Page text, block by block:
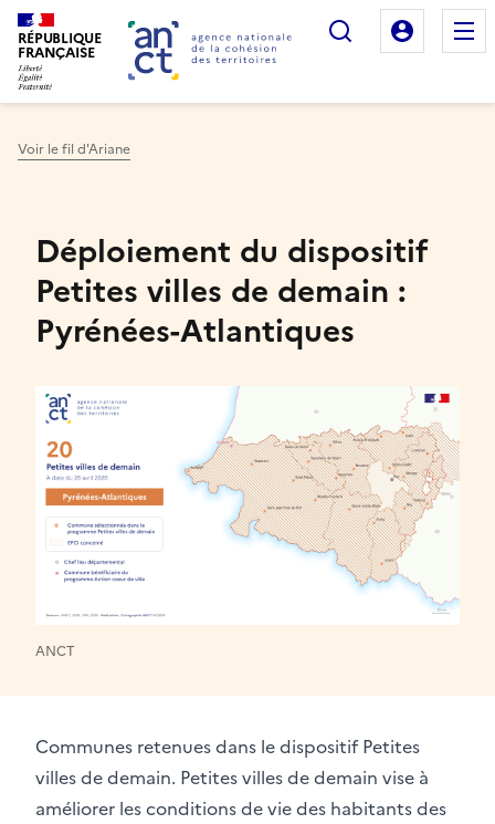
RÉPUBLIQUE
FRANÇAISE
Rechercher
Mon
Voir le fil d'Ariane
Déploiement du dispositif
Petites villes de demain :
Pyrénées-Atlantiques
ANCT
Communes retenues dans le dispositif Petites
villes de demain. Petites villes de demain vise à
améliorer les conditions de vie des habitants des